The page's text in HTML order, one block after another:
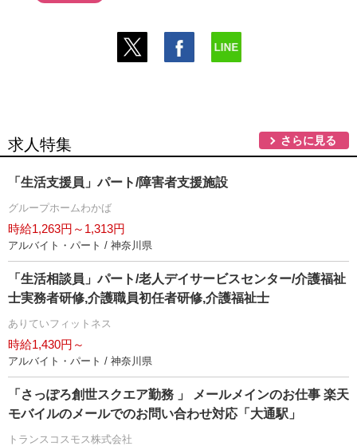
求人特集 さらに見る
「生活支援員」パート/障害者支援施設
グループホームわかば
時給1,263円～1,313円
アルバイト・パート / 神奈川県
「生活相談員」パート/老人デイサービスセンター/介護福祉
士実務者研修,介護職員初任者研修,介護福祉士
ありていフィットネス
時給1,430円～
アルバイト・パート / 神奈川県
「さっぽろ創世スクエア勤務 」 メールメインのお仕事 楽天
モバイルのメールでのお問い合わせ対応「大通駅」
トランスコスモス株式会社